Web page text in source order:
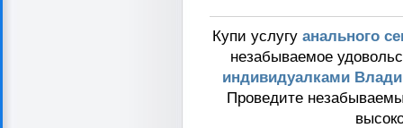
Купи услугуанального
незабываемое
индивидуалками
Проведите